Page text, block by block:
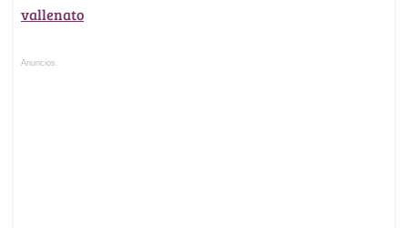
vallenato
Anuncios.